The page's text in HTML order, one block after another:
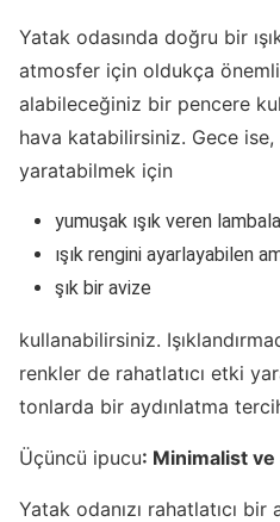
Yatak odasında doğru bir
atmosfer için oldukça
alabileceğiniz bir pencere
hava katabilirsiniz. Gece
yaratabilmek için
yumuşak ışık veren
ışık rengini ayarlayabilen
şık bir avize
kullanabilirsiniz.
renkler de rahatlatıcı etki
tonlarda bir aydınlatma
Üçüncü ipucu: Minimalist
Yatak odanızı rahatlatıcı